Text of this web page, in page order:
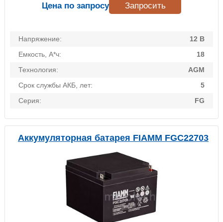
Напряжение:
12 В
Емкость, А*ч:
18
Технология:
AGM
Срок службы АКБ, лет:
5
Серия:
FG
Цена по запросу Запросить
Аккумуляторная батарея FIAMM FGC22703